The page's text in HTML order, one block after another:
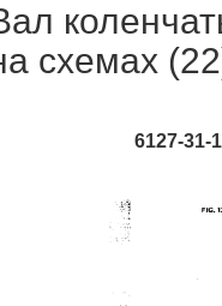
схемах
6127-31-